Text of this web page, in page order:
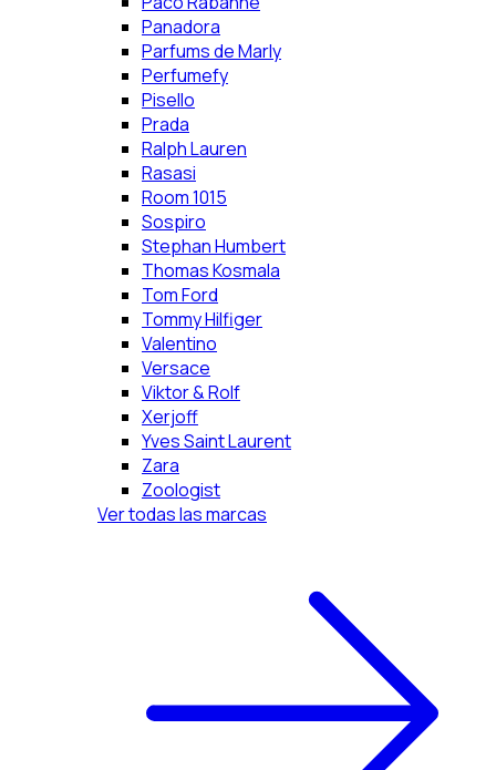
Panadora
Parfums de Marly
Perfumefy
Pisello
Prada
Ralph Lauren
Rasasi
Room 1015
Sospiro
Stephan Humbert
Thomas Kosmala
Tom Ford
Tommy Hilfiger
Valentino
Versace
Viktor & Rolf
Xerjoff
Yves Saint Laurent
Zara
Zoologist
Ver todas las marcas